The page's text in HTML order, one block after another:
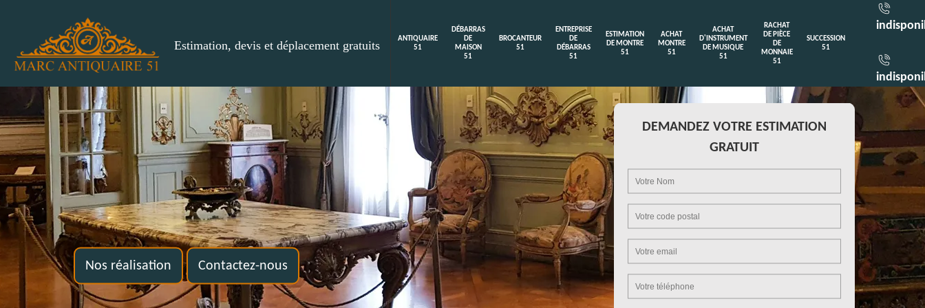
Estimation, devis et déplacement gratuits
ANTIQUAIRE
51
DÉBARRAS
DE
MAISON
51
BROCANTEUR
51
ENTREPRISE
DE
DÉBARRAS
51
ESTIMATION
DE MONTRE
51
ACHAT
MONTRE
51
ACHAT
D'INSTRUMENT
DE MUSIQUE
51
RACHAT
DE PIÈCE
DE
MONNAIE
51
SUCCESSION
51
Nos réalisation Contactez-nous
DEMANDEZ VOTRE ESTIMATION
GRATUIT